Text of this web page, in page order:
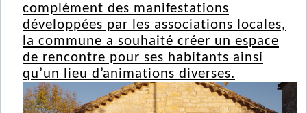
complément des manifestations
développées par les associations locales,
la commune a souhaité créer un espace
de rencontre pour ses habitants ainsi
qu’un lieu d’animations diverses.